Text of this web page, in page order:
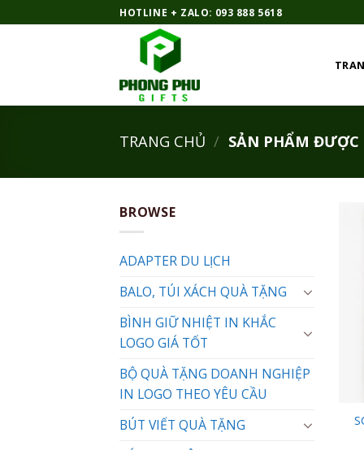
qua
HOTLINE + ZALO: 093 888 5618
TRANG CHỦ / SẢN PHẨM ĐƯỢC
BROWSE
ADAPTER DU LỊCH
BALO, TÚI XÁCH QUÀ TẶNG
BÌNH GIỮ NHIỆT IN KHẮC
LOGO GIÁ TỐT
BỘ QUÀ TẶNG DOANH NGHIỆP
IN LOGO THEO YÊU CẦU
BÚT VIẾT QUÀ TẶNG